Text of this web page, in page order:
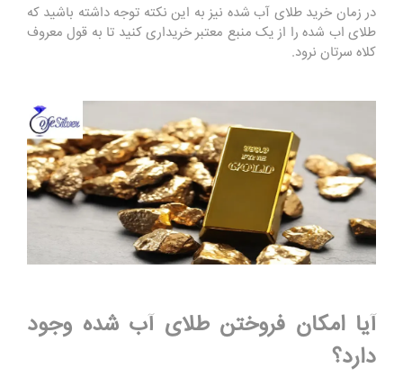
در زمان خرید طلای آب شده نیز به این نکته توجه داشته باشید که
طلای اب شده را از یک منبع معتبر خریداری کنید تا به قول معروف
کلاه سرتان نرود.
آیا امکان فروختن طلای آب شده وجود
دارد؟